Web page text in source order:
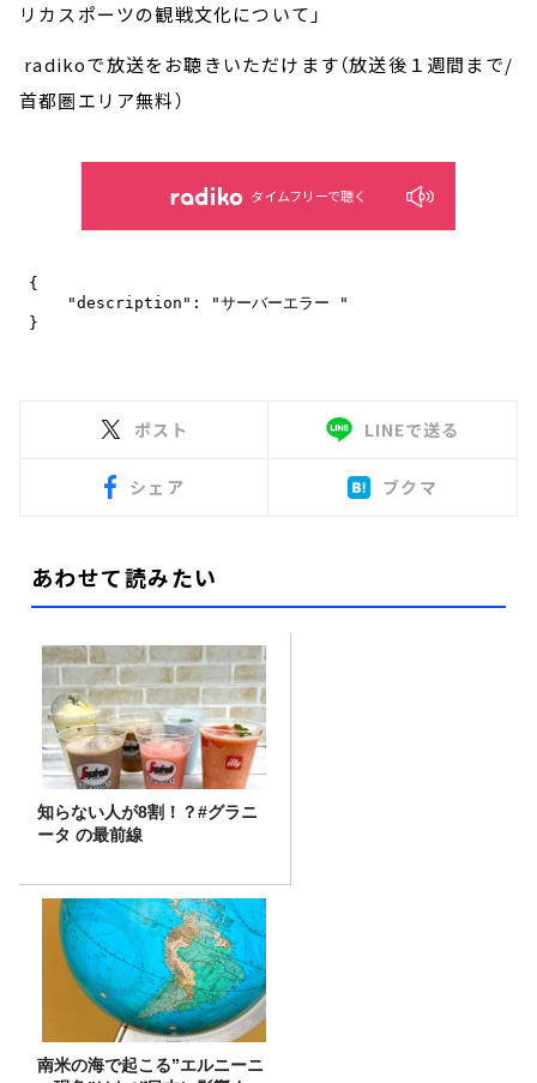
リカスポーツの観戦文化について」
radikoで放送をお聴きいただけます（放送後１週間まで/
首都圏エリア無料）
タイムフリーで聴く
ポスト LINEで送る
シェア ブクマ
あわせて読みたい
知らない人が8割！？#グラニ
ータ の最前線
南米の海で起こる”エルニーニ